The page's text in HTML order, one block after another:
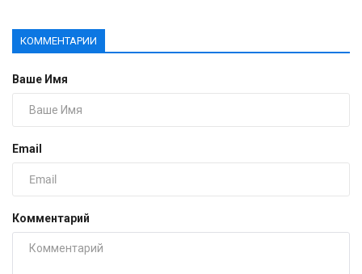
КОММЕНТАРИИ
Ваше Имя
Email
Комментарий